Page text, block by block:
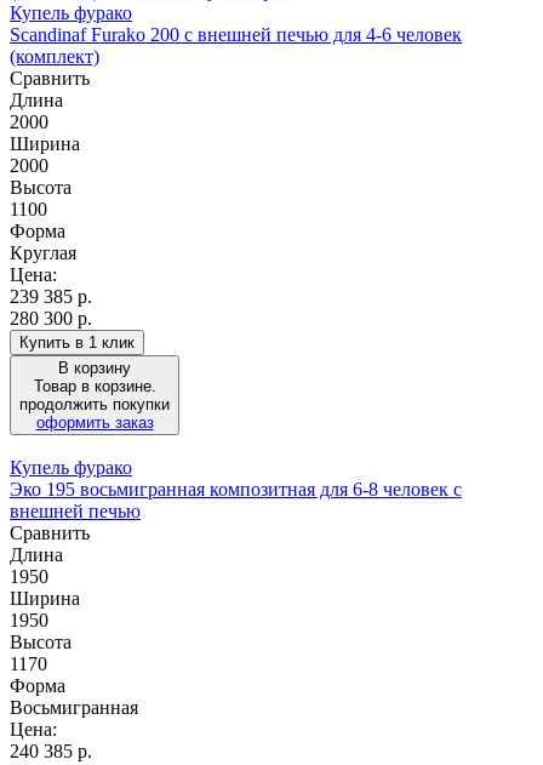
Купель фурако
Scandinaf Furako 200 с внешней печью для 4-6 человек
(комплект)
Сравнить
Длина
2000
Ширина
2000
Высота
1100
Форма
Круглая
Цена:
239 385 р.
280 300 р.
Купить в 1 клик
В корзину
Товар в корзине.
продолжить покупки
оформить заказ
Купель фурако
Эко 195 восьмигранная композитная для 6-8 человек с
внешней печью
Сравнить
Длина
1950
Ширина
1950
Высота
1170
Форма
Восьмигранная
Цена:
240 385 р.